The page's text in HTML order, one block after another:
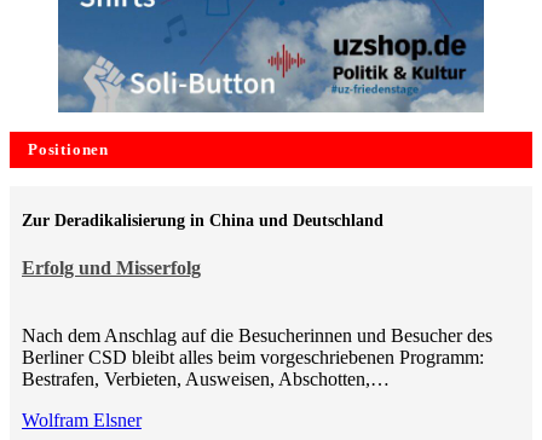
Positionen
Erfolg und Misserfolg
Zur Deradikalisierung in China und Deutschland
Nach dem Anschlag auf die Besucherinnen und Besucher des
Berliner CSD bleibt alles beim vorgeschriebenen Programm:
Bestrafen, Verbieten, Ausweisen, Abschotten,…
Wolfram Elsner